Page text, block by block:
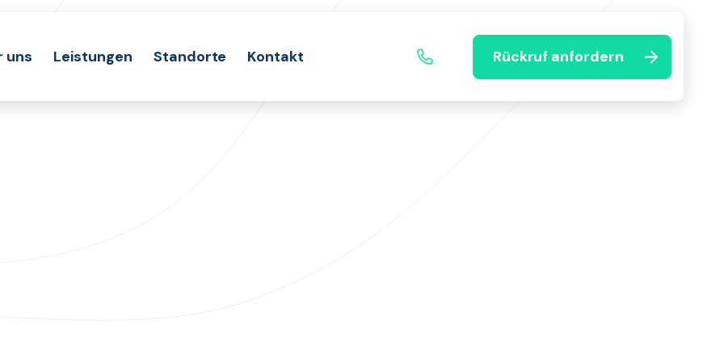
uns Leistungen Standorte Kontakt  Rückruf anfordern